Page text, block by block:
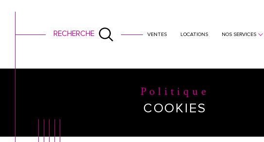
VENTES LOCATIONS NOS SERVICES
gestion
RECHERCHE
AGENCE IMMOBILIÈRE À AUXONNE POLITIQUE COOKIES
Politique
COOKIES